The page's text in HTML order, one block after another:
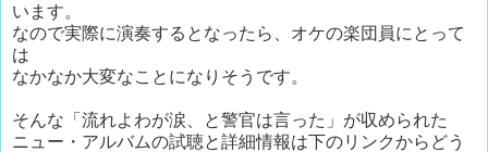
います。
なので実際に演奏するとなったら、オケの楽団員にとって
は
なかなか大変なことになりそうです。
そんな「流れよわが涙、と警官は言った」が収められた
ニュー・アルバムの試聴と詳細情報は下のリンクからどう